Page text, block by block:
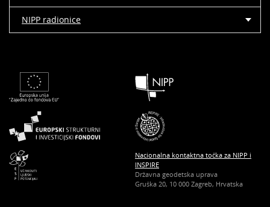
NIPP radionice
Nacionalna kontaktna točka za NIPP i
INSPIRE
Državna geodetska uprava
Gruška 20, 10 000 Zagreb, Hrvatska